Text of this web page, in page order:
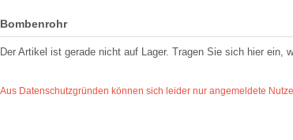
Bombenrohr
Der Artikel ist gerade nicht auf Lager. Tragen Sie sich hier ein,
Aus Datenschutzgründen können sich leider nur angemeldete